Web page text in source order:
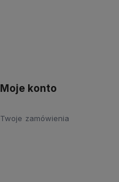
Moje konto
Twoje zamówienia